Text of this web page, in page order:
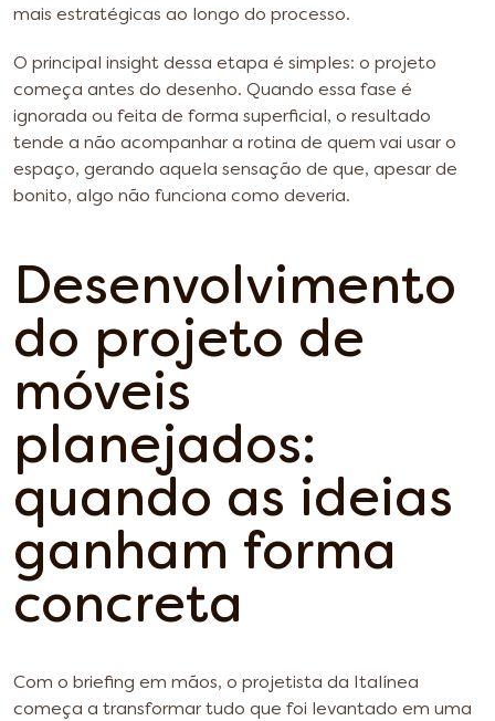
mais estratégicas ao longo do processo.
O principal insight dessa etapa é simples: o projeto
começa antes do desenho. Quando essa fase é
ignorada ou feita de forma superficial, o resultado
tende a não acompanhar a rotina de quem vai usar o
espaço, gerando aquela sensação de que, apesar de
bonito, algo não funciona como deveria.
Desenvolvimento
do projeto de
móveis
planejados:
quando as ideias
ganham forma
concreta
Com o briefing em mãos, o projetista da Italínea
começa a transformar tudo que foi levantado em uma